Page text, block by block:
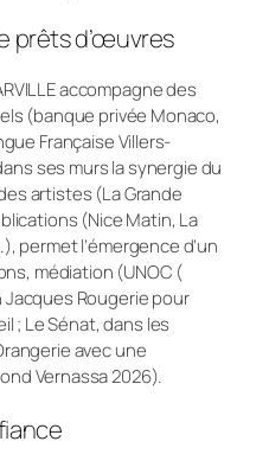
prêts d’œuvres
accompagne des
(banque privée Monaco,
Française Villers-
ses murs la synergie du
artistes (La Grande
(Nice Matin, La
permet l’émergence d’un
médiation (UNOC (
Jacques Rougeriepour
; Le Sénat, dans les
avec une
Vernassa2026).